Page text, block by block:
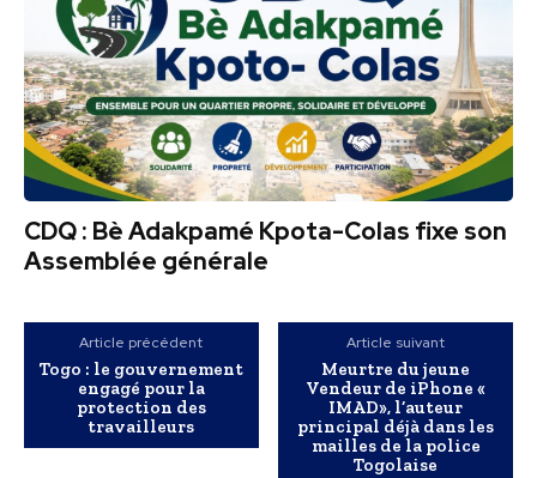
CDQ : Bè Adakpamé Kpota-Colas fixe son
Assemblée générale
Article précédent
Togo : le gouvernement
engagé pour la
protection des
travailleurs
Article suivant
Meurtre du jeune
Vendeur de iPhone «
IMAD», l’auteur
principal déjà dans les
mailles de la police
Togolaise